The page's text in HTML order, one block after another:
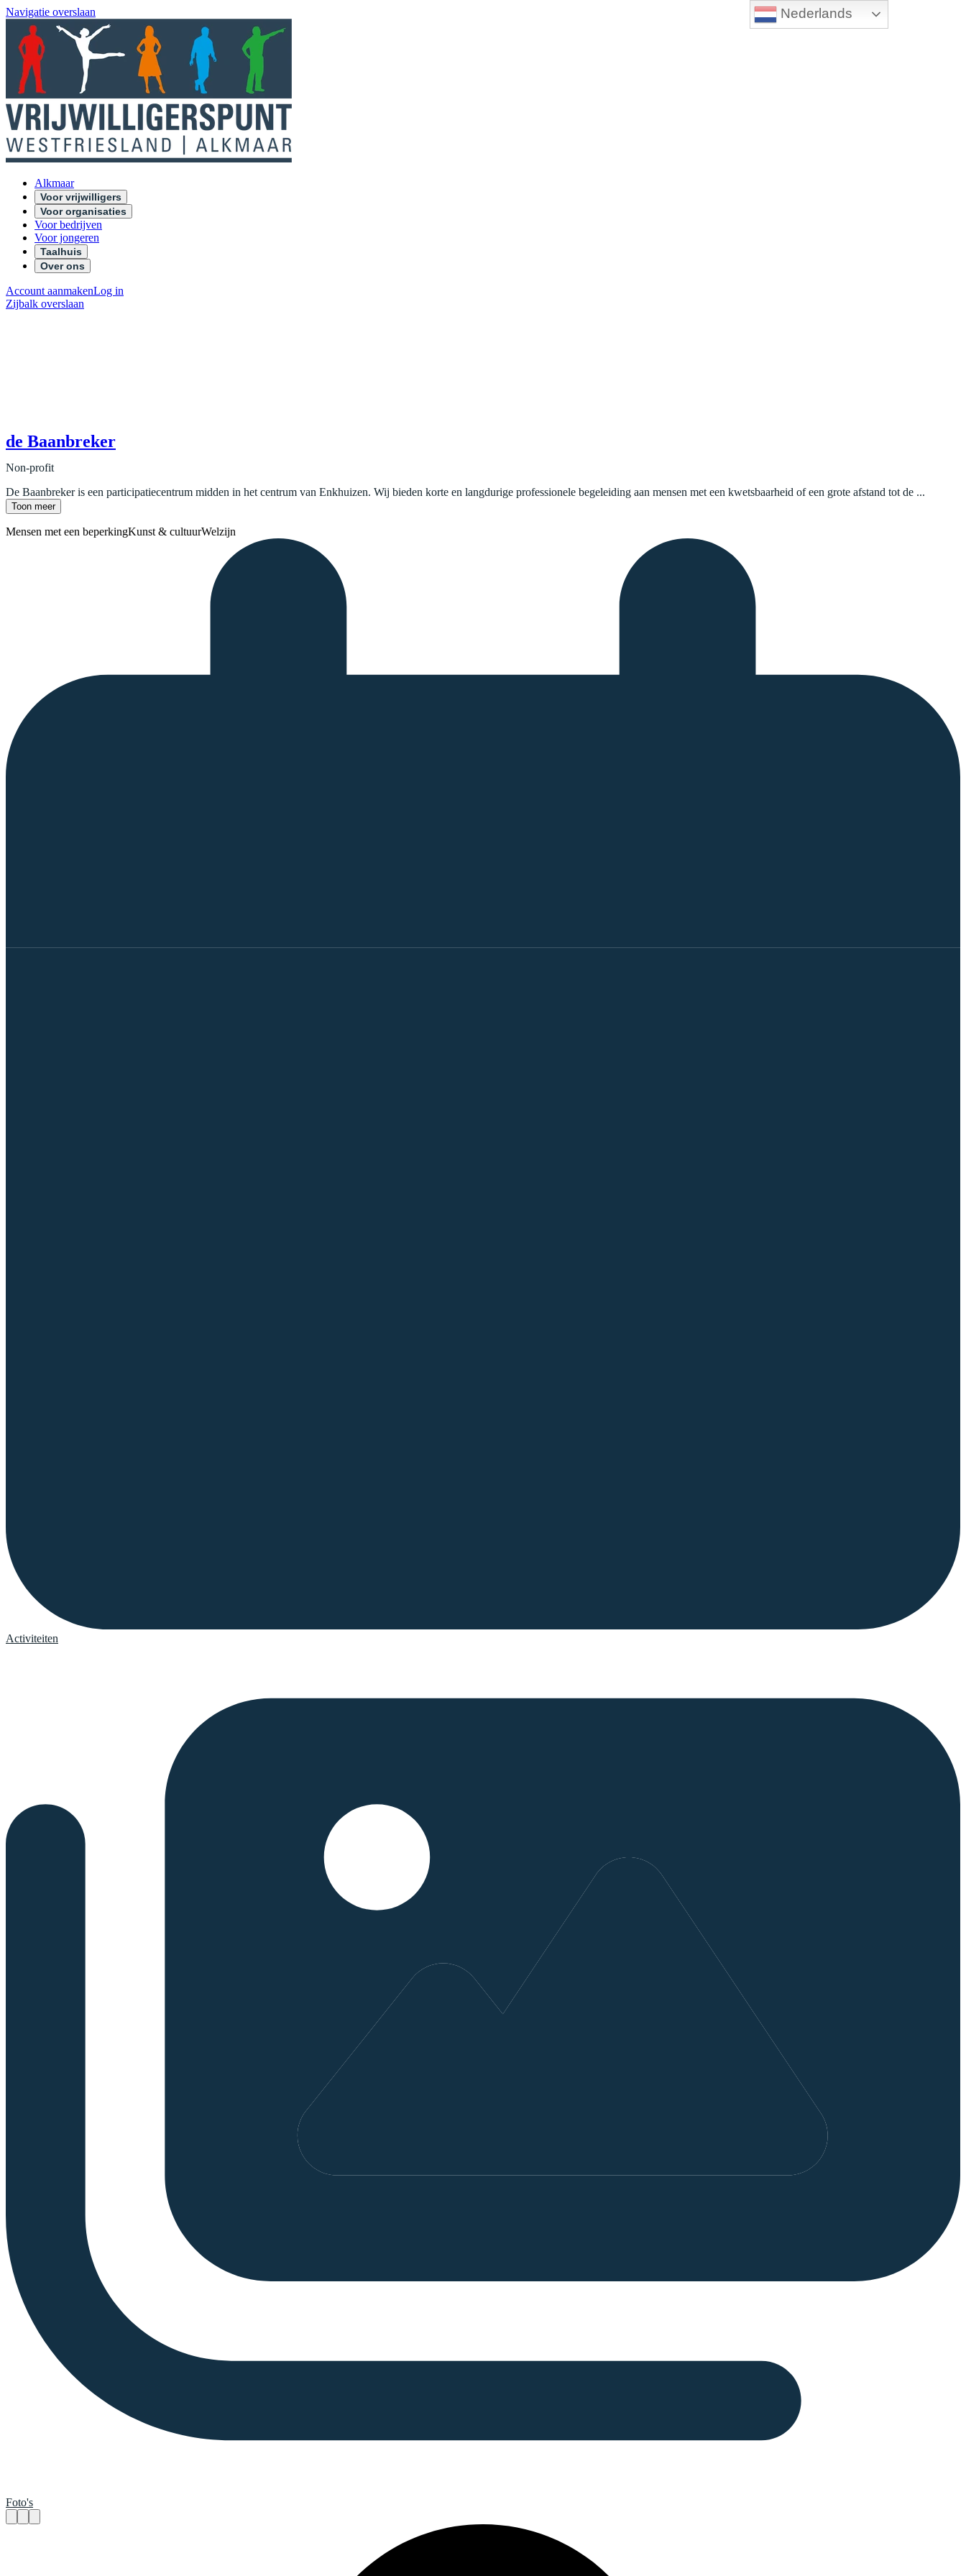
Nederlands
Navigatie overslaan
Alkmaar
Voor vrijwilligers
Voor organisaties
Voor bedrijven
Voor jongeren
Taalhuis
Over ons
Account aanmakenLog in
Zijbalk overslaan
de Baanbreker
Non-profit
De Baanbreker is een participatiecentrum midden in het centrum van Enkhuizen. Wij bieden korte en langdurige professionele begeleiding aan mensen met een kwetsbaarheid of een grote afstand tot de ...
Toon meer
Mensen met een beperkingKunst & cultuurWelzijn
Activiteiten
Foto's